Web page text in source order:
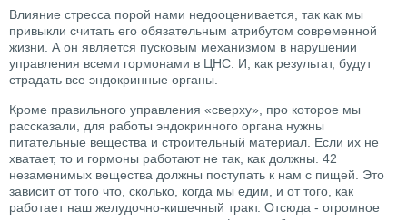
Влияние стресса порой нами недооценивается, так как мы
привыкли считать его обязательным атрибутом современной
жизни. А он является пусковым механизмом в нарушении
управления всеми гормонами в ЦНС. И, как результат, будут
страдать все эндокринные органы.
Кроме правильного управления «сверху», про которое мы
рассказали, для работы эндокринного органа нужны
питательные вещества и строительный материал. Если их не
хватает, то и гормоны работают не так, как должны. 42
незаменимых вещества должны поступать к нам с пищей. Это
зависит от того что, сколько, когда мы едим, и от того, как
работает наш желудочно-кишечный тракт. Отсюда - огромное